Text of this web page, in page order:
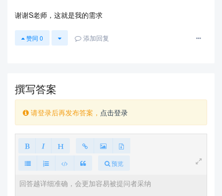
谢谢S老师，这就是我的需求
赞同 0 添加回复
撰写答案
请登录后再发布答案， 点击登录
预览